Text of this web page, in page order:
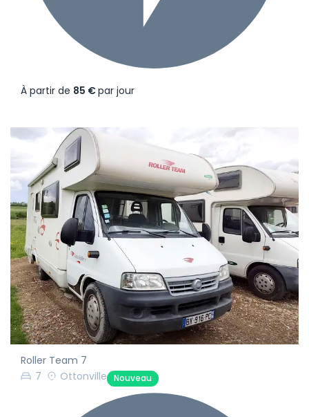
À partir de 85 €par jour
Roller Team 7
7
Ottonville Nouveau